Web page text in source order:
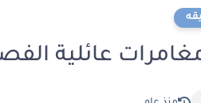
عائلية الفصل